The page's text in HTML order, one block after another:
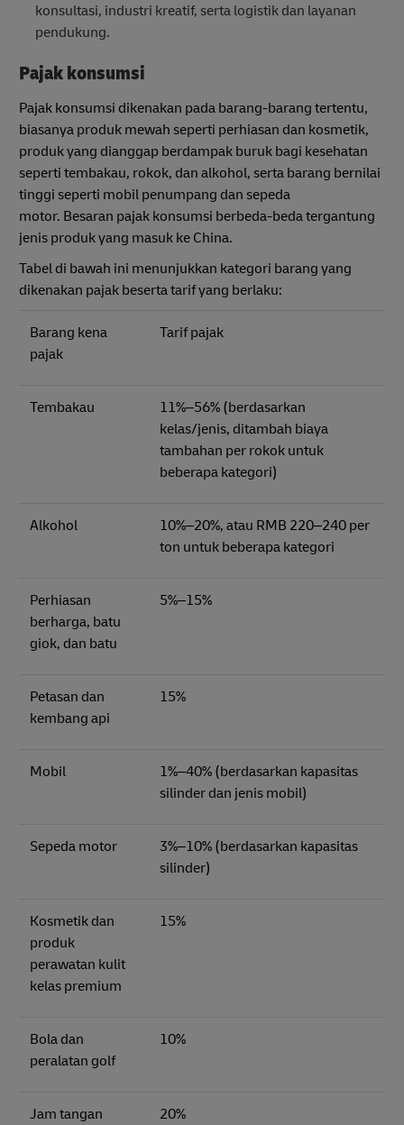
konsultasi, industri kreatif, serta logistik dan layanan
pendukung.
Pajak konsumsi
Pajak konsumsi dikenakan pada barang-barang tertentu,
biasanya produk mewah seperti perhiasan dan kosmetik,
produk yang dianggap berdampak buruk bagi kesehatan
seperti tembakau, rokok, dan alkohol, serta barang bernilai
tinggi seperti mobil penumpang dan sepeda
motor. Besaran pajak konsumsi berbeda-beda tergantung
jenis produk yang masuk ke China.
Tabel di bawah ini menunjukkan kategori barang yang
dikenakan pajak beserta tarif yang berlaku:
Barang kena
pajak
Tarif pajak
Tembakau
11%–56% (berdasarkan
kelas/jenis, ditambah biaya
tambahan per rokok untuk
beberapa kategori)
Alkohol
10%–20%, atau RMB 220–240 per
ton untuk beberapa kategori
Perhiasan
berharga, batu
giok, dan batu
5%–15%
Petasan dan
kembang api
15%
Mobil
1%–40% (berdasarkan kapasitas
silinder dan jenis mobil)
Sepeda motor
3%–10% (berdasarkan kapasitas
silinder)
Kosmetik dan
produk
perawatan kulit
kelas premium
15%
Bola dan
peralatan golf
10%
Jam tangan 20%